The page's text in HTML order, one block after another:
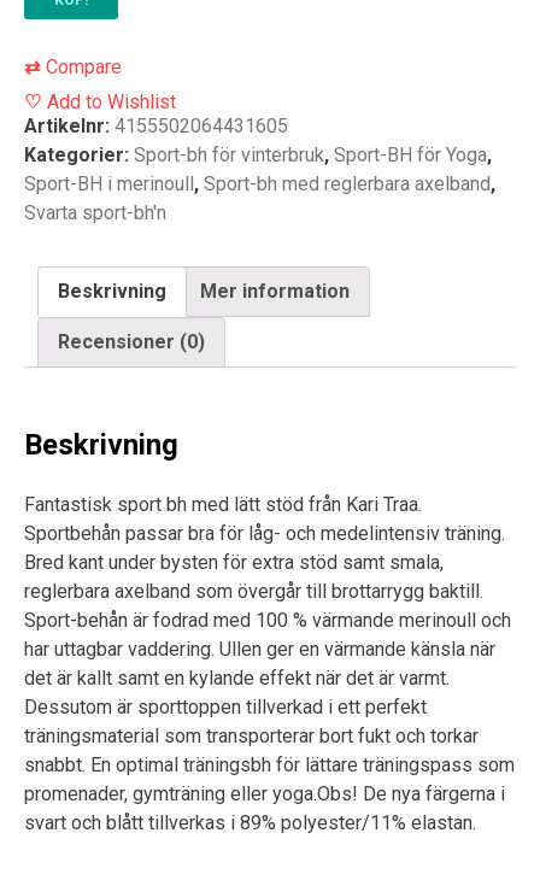
⇄ Compare
♡ Add to Wishlist
Artikelnr: 4155502064431605
Kategorier: Sport-bh för vinterbruk, Sport-BH för Yoga,
Sport-BH i merinoull, Sport-bh med reglerbara axelband,
Svarta sport-bh'n
Beskrivning Mer information
Recensioner (0)
Beskrivning
Fantastisk sport bh med lätt stöd från Kari Traa.
Sportbehån passar bra för låg- och medelintensiv träning.
Bred kant under bysten för extra stöd samt smala,
reglerbara axelband som övergår till brottarrygg baktill.
Sport-behån är fodrad med 100 % värmande merinoull och
har uttagbar vaddering. Ullen ger en värmande känsla när
det är kallt samt en kylande effekt när det är varmt.
Dessutom är sporttoppen tillverkad i ett perfekt
träningsmaterial som transporterar bort fukt och torkar
snabbt. En optimal träningsbh för lättare träningspass som
promenader, gymträning eller yoga.Obs! De nya färgerna i
svart och blått tillverkas i 89% polyester/11% elastan.